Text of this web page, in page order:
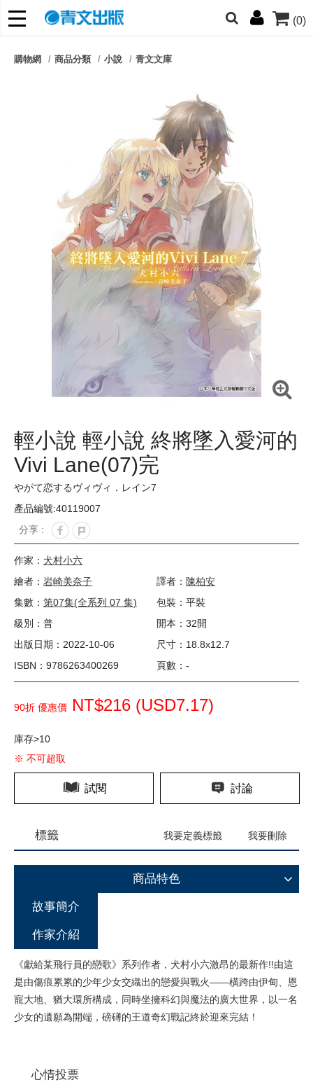
(0)
朋友們，提高警覺！
購物網 商品分類 小說 青文文庫
輕小說 輕小說 終將墜入愛河的
Vivi Lane(07)完
やがて恋するヴィヴィ．レイン7
產品編號:40119007
分享 :
作家： 犬村小六
繪者： 岩崎美奈子 譯者： 陳柏安
集數： 第07集(全系列 07 集)
包裝：平裝
級別：普
開本：32開
出版日期：2022-10-06
尺寸：18.8x12.7
ISBN：9786263400269
頁數：-
90折 優惠價 NT$216 (USD7.17)
庫存>10
※ 不可超取
試閱 討論
標籤 我要定義標籤 我要刪除
商品特色
故事簡介
作家介紹
《獻給某飛行員的戀歌》系列作者，犬村小六激昂的最新作!!由這
是由傷痕累累的少年少女交織出的戀愛與戰火——橫跨由伊甸、恩
寵大地、猶大環所構成，同時坐擁科幻與魔法的廣大世界，以一名
少女的遺願為開端，磅礡的王道奇幻戰記終於迎來完結！
心情投票